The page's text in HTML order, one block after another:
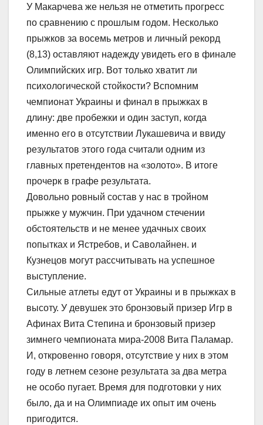
У Макарчева же нельзя не отметить прогресс
по сравнению с прошлым годом. Несколько
прыжков за восемь метров и личный рекорд
(8,13) оставляют надежду увидеть его в финале
Олимпийских игр. Вот только хватит ли
психологической стойкости? Вспомним
чемпионат Украины и финал в прыжках в
длину: две пробежки и один заступ, когда
именно его в отсутствии Лукашевича и ввиду
результатов этого года считали одним из
главных претендентов на «золото». В итоге
прочерк в графе результата.
Довольно ровный состав у нас в тройном
прыжке у мужчин. При удачном стечении
обстоятельств и не менее удачных своих
попытках и Ястребов, и Саволайнен. и
Кузнецов могут рассчитывать на успешное
выступление.
Сильные атлеты едут от Украины и в прыжках в
высоту. У девушек это бронзовый призер Игр в
Афинах Вита Степина и бронзовый призер
зимнего чемпионата мира-2008 Вита Паламар.
И, откровенно говоря, отсутствие у них в этом
году в летнем сезоне результата за два метра
не особо пугает. Время для подготовки у них
было, да и на Олимпиаде их опыт им очень
пригодится.